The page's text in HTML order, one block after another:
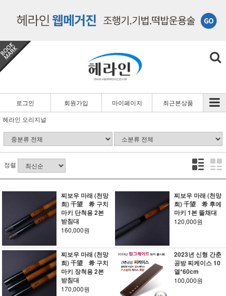
로그인 회원가입 마이페이지
최근본상품
헤라인 오리지널
정렬
찌보우 마래 (천망
희) 千望 希 구치
마키 단척용 2본
받침대
160,000원
찌보우 마래 (천망
희) 千望 希 후에
마키 1본 뜰채대
120,000원
찌보우 마래 (천망
희) 千望 希 구치
마키 장척용 2본
받침대
170,000원
2023년 신형 간춘
공방 찌케이스 10
열*60cm
100,000원